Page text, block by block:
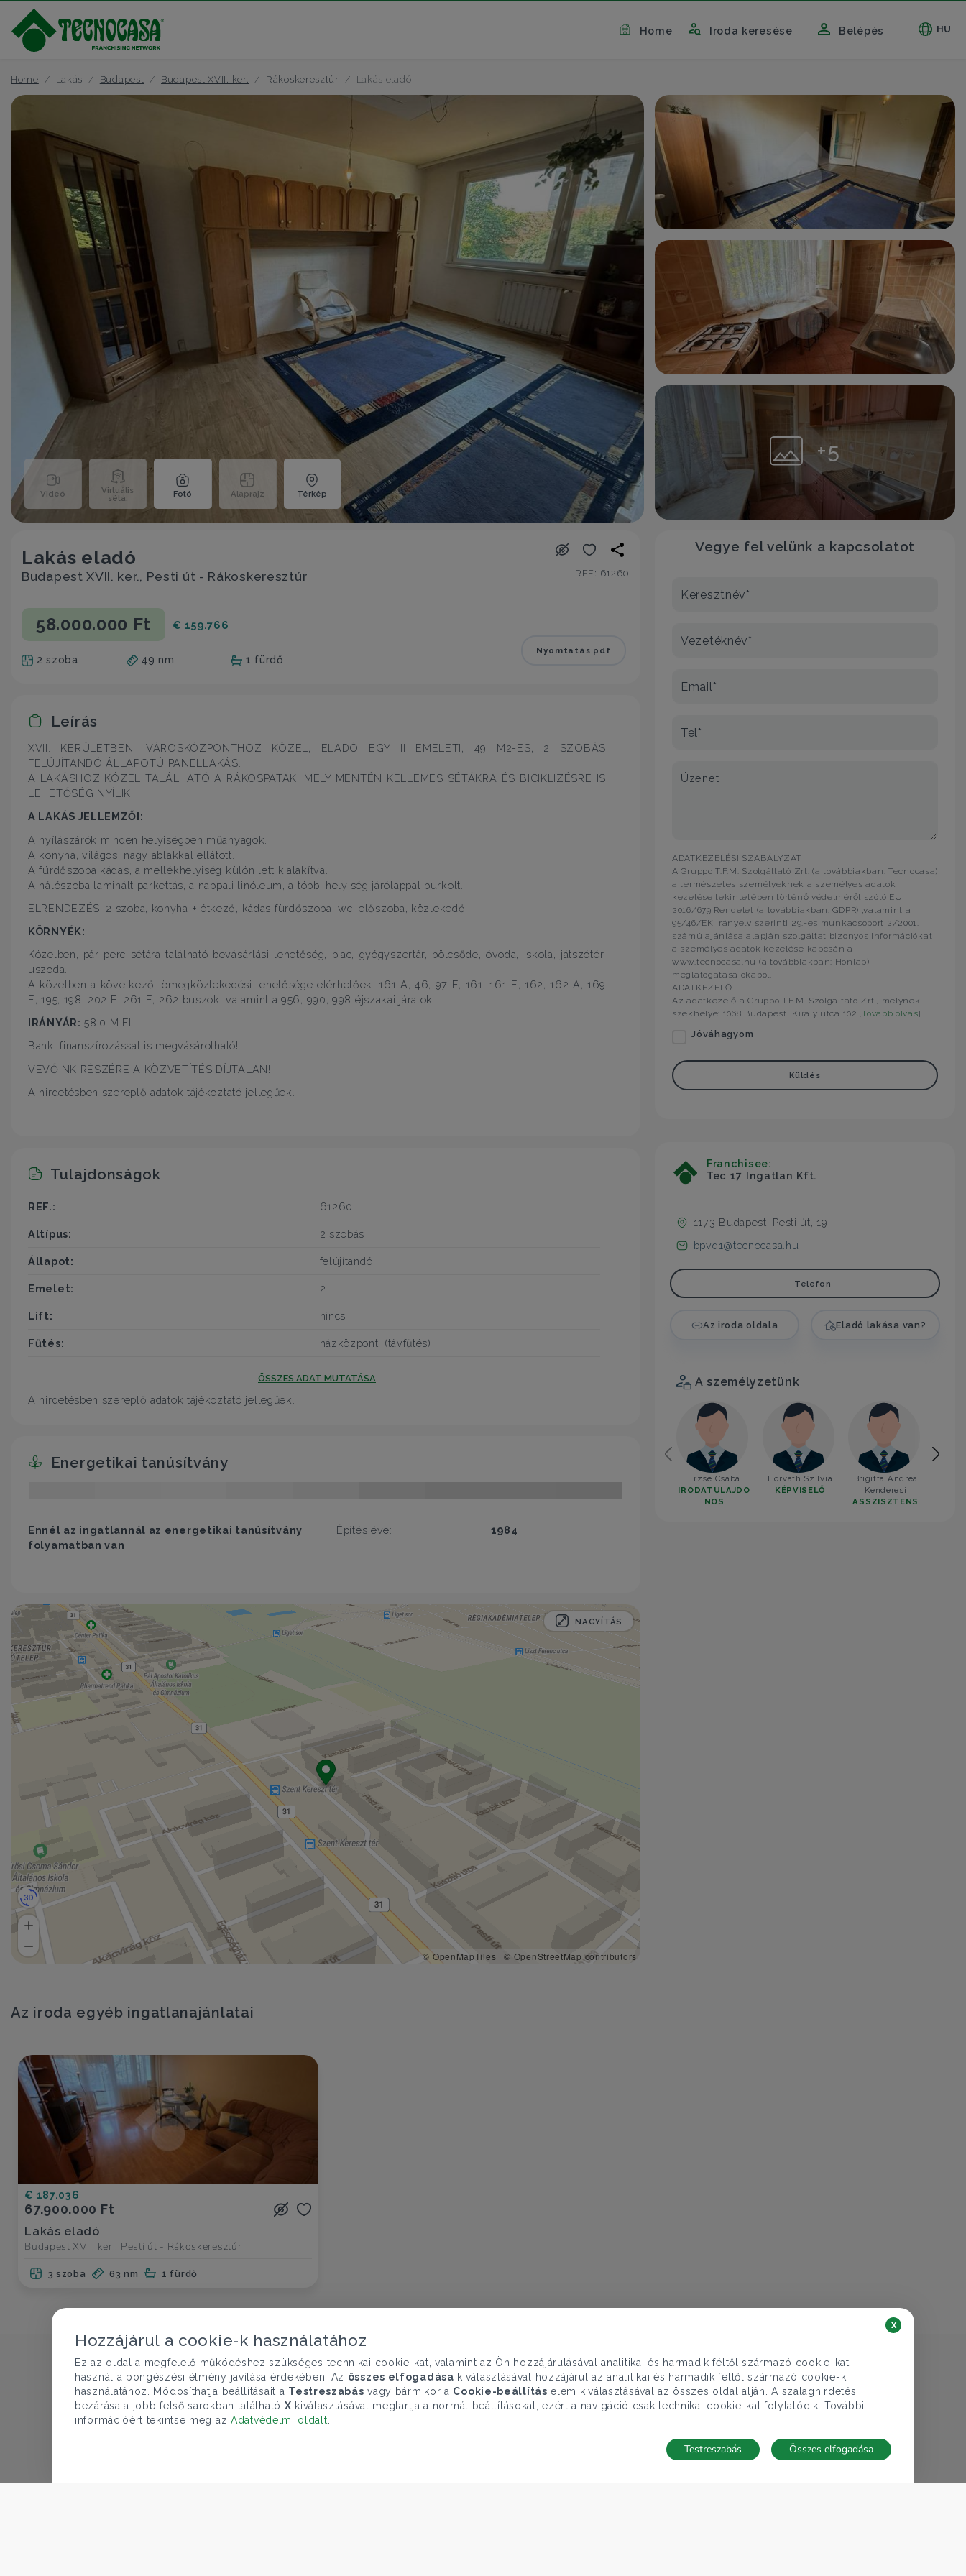
Home Iroda keresése Belépés HU
Home Lakás Budapest Budapest XVII. ker. Rákoskeresztúr Lakás eladó
Videó Virtuális
séta; Fotó Alaprajz Térkép
+5
Lakás eladó
Budapest XVII. ker., Pesti út - Rákoskeresztúr REF: 61260
58.000.000 Ft € 159.766
2 szoba 49 nm 1 fürdő
Nyomtatás pdf
Leírás
XVII. KERÜLETBEN: VÁROSKÖZPONTHOZ KÖZEL, ELADÓ EGY II EMELETI, 49 M2-ES, 2 SZOBÁS
FELÚJÍTANDÓ ÁLLAPOTÚ PANELLAKÁS.
A LAKÁSHOZ KÖZEL TALÁLHATÓ A RÁKOSPATAK, MELY MENTÉN KELLEMES SÉTÁKRA ÉS BICIKLIZÉSRE IS
LEHETŐSÉG NYÍLIK.
A LAKÁS JELLEMZŐI:
A nyílászárók minden helyiségben műanyagok.
A konyha, világos, nagy ablakkal ellátott.
A fürdőszoba kádas, a mellékhelyiség külön lett kialakítva.
A hálószoba laminált parkettás, a nappali linóleum, a többi helyiség járólappal burkolt.
ELRENDEZÉS: 2 szoba, konyha + étkező, kádas fürdőszoba, wc, előszoba, közlekedő.
KÖRNYÉK:
Közelben, pár perc sétára található bevásárlási lehetőség, piac, gyógyszertár, bölcsőde, óvoda, iskola, játszótér,
uszoda.
A közelben a következő tömegközlekedési lehetősége elérhetőek: 161 A, 46, 97 E, 161, 161 E, 162, 162 A, 169
E, 195, 198, 202 E, 261 E, 262 buszok, valamint a 956, 990, 998 éjszakai járatok.
IRÁNYÁR: 58.0 M Ft.
Banki finanszírozással is megvásárolható!
VEVŐINK RÉSZÉRE A KÖZVETÍTÉS DÍJTALAN!
A hirdetésben szereplő adatok tájékoztató jellegűek.
Tulajdonságok
REF.: 61260
Altípus: 2 szobás
Állapot: felújítandó
Emelet: 2
Lift: nincs
Fűtés: házközponti (távfűtés)
ÖSSZES ADAT MUTATÁSA
A hirdetésben szereplő adatok tájékoztató jellegűek.
Energetikai tanúsítvány
Ennél az ingatlannál az energetikai tanúsítvány
folyamatban van
Építés éve: 1984
NAGYÍTÁS
© OpenMapTiles |© OpenStreetMap contributors
Az iroda egyéb ingatlanajánlatai
€ 187.036
67.900.000 Ft
Lakás eladó
Budapest XVII. ker., Pesti út - Rákoskeresztúr
3 szoba 63 nm 1 fürdő
Vegye fel velünk a kapcsolatot
Keresztnév*
Vezetéknév*
Email*
Tel*
Üzenet
ADATKEZELÉSI SZABÁLYZAT
A Gruppo T.F.M. Szolgáltató Zrt. (a továbbiakban: Tecnocasa)
a természetes személyeknek a személyes adatok
kezelése tekintetében történő védelméről szóló EU
2016/679 Rendelet (a továbbiakban: GDPR) ,valamint a
95/46/EK irányelv szerinti 29.-es munkacsoport 2/2001.
számú ajánlása alapján szolgáltat bizonyos információkat
a személyes adatok kezelése kapcsán a
www.tecnocasa.hu (a továbbiakban: Honlap)
meglátogatása okából.
ADATKEZELŐ
Az adatkezelő a Gruppo T.F.M. Szolgáltató Zrt., melynek
székhelye: 1068 Budapest, Király utca 102.[Tovább olvas]
Jóváhagyom
Küldés
Franchisee:
Tec 17 Ingatlan Kft.
1173 Budapest, Pesti út, 19.
bpvq1@tecnocasa.hu
Telefon
Az iroda oldala Eladó lakása van?
A személyzetünk
Erzse Csaba
IRODATULAJDO
NOS
Horváth Szilvia
KÉPVISELŐ
Brigitta Andrea
Kenderesi
ASSZISZTENS
Hozzájárul a cookie-k használatához
Ez az oldal a megfelelő működéshez szükséges technikai cookie-kat, valamint az Ön hozzájárulásával analitikai és harmadik féltől származó cookie-kat
használ a böngészési élmény javítása érdekében. Az összes elfogadása kiválasztásával hozzájárul az analitikai és harmadik féltől származó cookie-k
használatához. Módosíthatja beállításait a Testreszabás vagy bármikor a Cookie-beállítás elem kiválasztásával az összes oldal alján. A szalaghirdetés
bezárása a jobb felső sarokban található X kiválasztásával megtartja a normál beállításokat, ezért a navigáció csak technikai cookie-kal folytatódik. További
információért tekintse meg az Adatvédelmi oldalt
x
Összes elfogadása
Testreszabás